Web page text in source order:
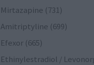
Mirtazapine (731)
Amitriptyline (699)
Efexor (665)
Ethinylestradiol /